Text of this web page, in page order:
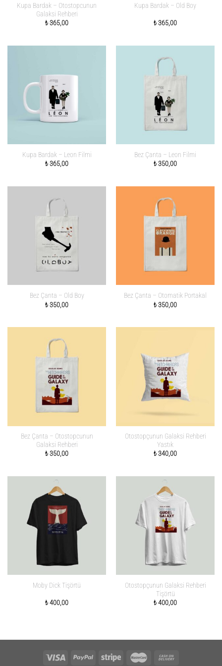
Kupa Bardak – Otostopcunun
Galaksi Rehberi
₺365,00
Kupa Bardak – Old Boy
₺365,00
Kupa Bardak – Leon Filmi
₺365,00
Bez Çanta – Leon Filmi
₺350,00
Bez Çanta – Old Boy
₺350,00
Bez Çanta – Otomatik Portakal
₺350,00
Bez Çanta – Otostopcunun
Galaksi Rehberi
₺350,00
Otostopçunun Galaksi Rehberi
Yastık
₺340,00
Moby Dick Tişörtü
₺400,00
Otostopçunun Galaksi Rehberi
Tişörtü
₺400,00